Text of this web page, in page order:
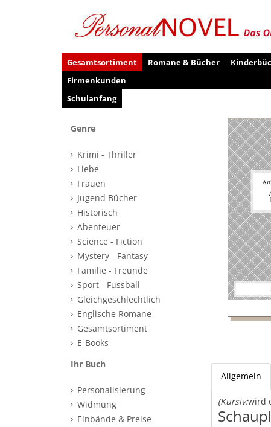
Gesamtsortiment Romane & Bücher
Firmenkunden
Schulanfang
Genre
Krimi - Thriller
Liebe
Frauen
Jugend Bücher
Historisch
Abenteuer
Science - Fiction
Mystery - Fantasy
Familie - Freunde
Sport - Fussball
Gleichgeschlechtlich
Englische Romane
Gesamtsortiment
E-Books
Ihr Buch
Personalisierung
Widmung
Einbände & Preise
Allgemein
(Kursiv:wird